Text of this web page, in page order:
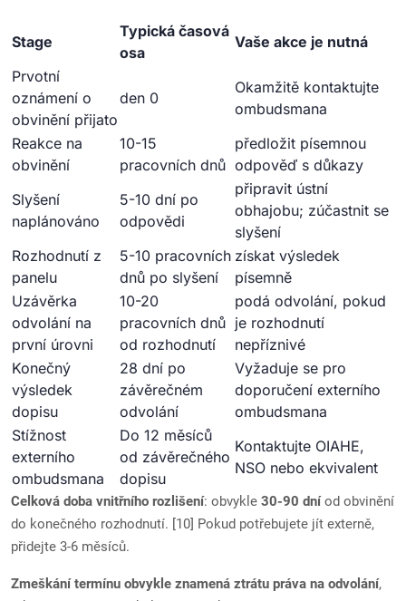
Stage
Typická časová
osa
Vaše akce je nutná
Prvotní
oznámení o
obvinění přijato
den 0
Okamžitě kontaktujte
ombudsmana
Reakce na
obvinění
10-15
pracovních dnů
předložit písemnou
odpověď s důkazy
Slyšení
naplánováno
5-10 dní po
odpovědi
připravit ústní
obhajobu; zúčastnit se
slyšení
Rozhodnutí z
panelu
5-10 pracovních
dnů po slyšení
získat výsledek
písemně
Uzávěrka
odvolání na
první úrovni
10-20
pracovních dnů
od rozhodnutí
podá odvolání, pokud
je rozhodnutí
nepříznivé
Konečný
výsledek
dopisu
28 dní po
závěrečném
odvolání
Vyžaduje se pro
doporučení externího
ombudsmana
Stížnost
externího
ombudsmana
Do 12 měsíců
od závěrečného
dopisu
Kontaktujte OIAHE,
NSO nebo ekvivalent
Celková doba vnitřního rozlišení: obvykle 30-90 dníod obvinění
do konečného rozhodnutí. [10] Pokud potřebujete jít externě,
přidejte 3-6 měsíců.
Zmeškání termínu obvykle znamená ztrátu práva na odvolání,